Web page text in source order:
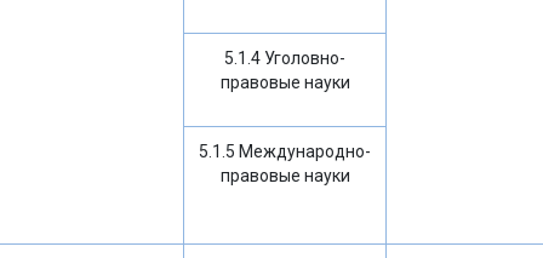
5.1.4 Уголовно-
правовые науки
5.1.5 Международно-
правовые науки